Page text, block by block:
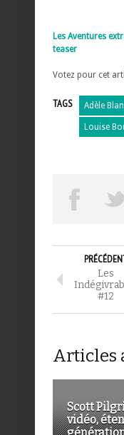
Les Aventures
teaser
Votez pour cet
TAGS Adèle
Louise
Les
#12
Articles
Scott
vidéo,